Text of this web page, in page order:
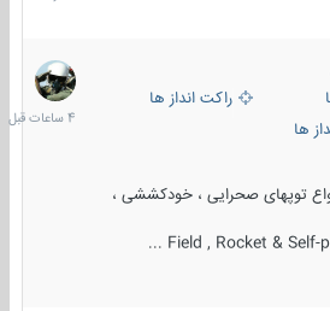
راکت انداز ها
ها
توپهای صحرایی ، خودکششی ،
Field , Rocket & Self-
4
ساعات
قبل